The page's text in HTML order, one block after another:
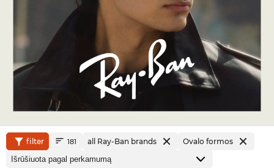
filter 181 all Ray-Ban brands Ovalo formos